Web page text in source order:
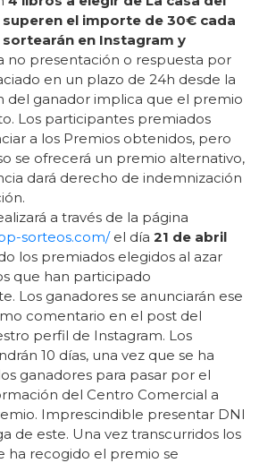
el importe de 30€ cada
sortearán en Instagram y
no presentación o respuesta por
en un plazo de 24h desde la
del ganador implica que el premio
Los participantes premiados
a los Premios obtenidos, pero
se ofrecerá un premio alternativo,
dará derecho de indemnización
a través de la página
sorteos.com/el día 21 de abril
los premiados elegidos al azar
que han participado
Los ganadores se anunciarán ese
comentario en el post del
perfil de Instagram. Los
10 días, una vez que se ha
ganadores para pasar por el
del Centro Comercial a
Imprescindible presentar DNI
de este. Una vez transcurridos los
ha recogido el premio se